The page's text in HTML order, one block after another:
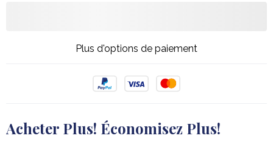
Plus d'options de paiement
Acheter Plus! Économisez Plus!